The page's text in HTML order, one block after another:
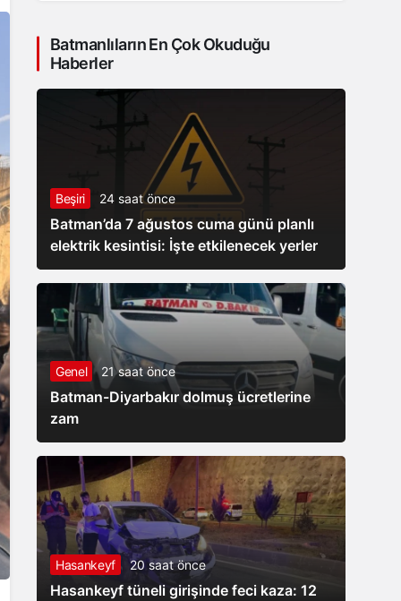
Batmanlıların En Çok Okuduğu
Haberler
Beşiri 24 saat önce
Batman’da 7 ağustos cuma günü planlı
elektrik kesintisi: İşte etkilenecek yerler
Genel 21 saat önce
Batman-Diyarbakır dolmuş ücretlerine
zam
Hasankeyf 20 saat önce
Hasankeyf tüneli girişinde feci kaza: 12